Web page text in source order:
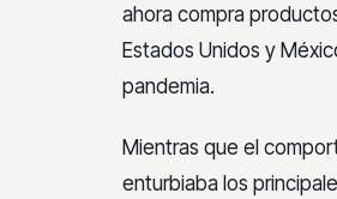
ahora compra
Estados Unidos y
pandemia.
Mientras que el
enturbiaba los